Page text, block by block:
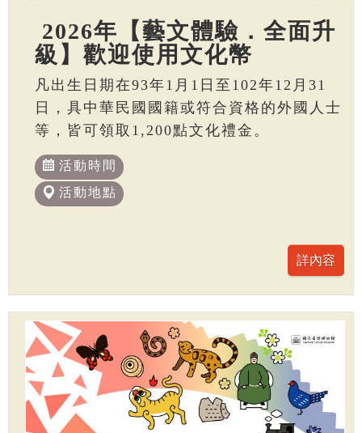
2026年【藝文體驗．全面升
級】歡迎使用文化幣
凡出生日期在93年1月1日至102年12月31
日，具中華民國國籍或符合資格的外國人士
等，皆可領取1,200點文化禮金。
活動時間
活動地點